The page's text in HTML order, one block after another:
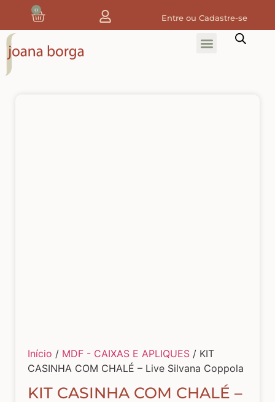
0
Entre ou Cadastre-se
Home
Tecidos Estampados e Florais
Início / MDF - CAIXAS E APLIQUES / KIT
CASINHA COM CHALÉ – Live Silvana Coppola
KIT CASINHA COM CHALÉ –